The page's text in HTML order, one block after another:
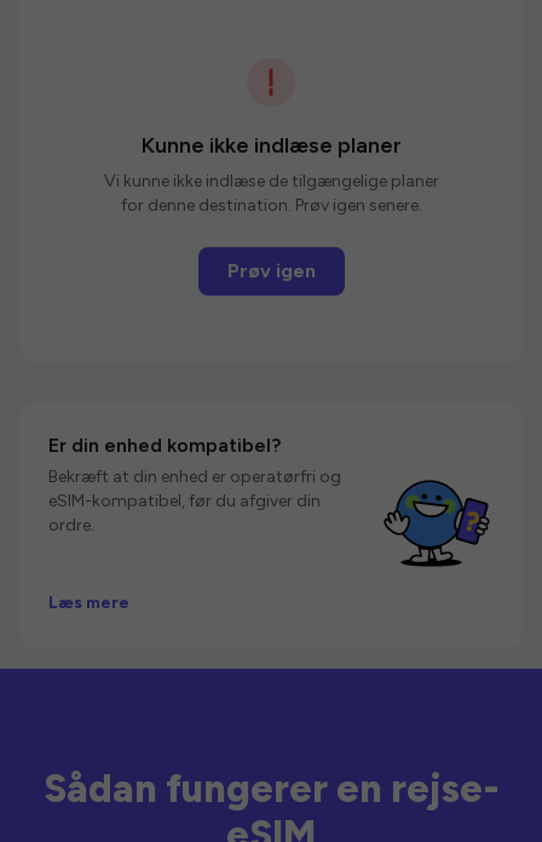
Kunne ikke indlæse planer
Vi kunne ikke indlæse de tilgængelige planer
for denne destination. Prøv igen senere.
Prøv igen
Er din enhed kompatibel?
Bekræft at din enhed er operatørfri og
eSIM-kompatibel, før du afgiver din
ordre.
Læs mere
Sådan fungerer en rejse-